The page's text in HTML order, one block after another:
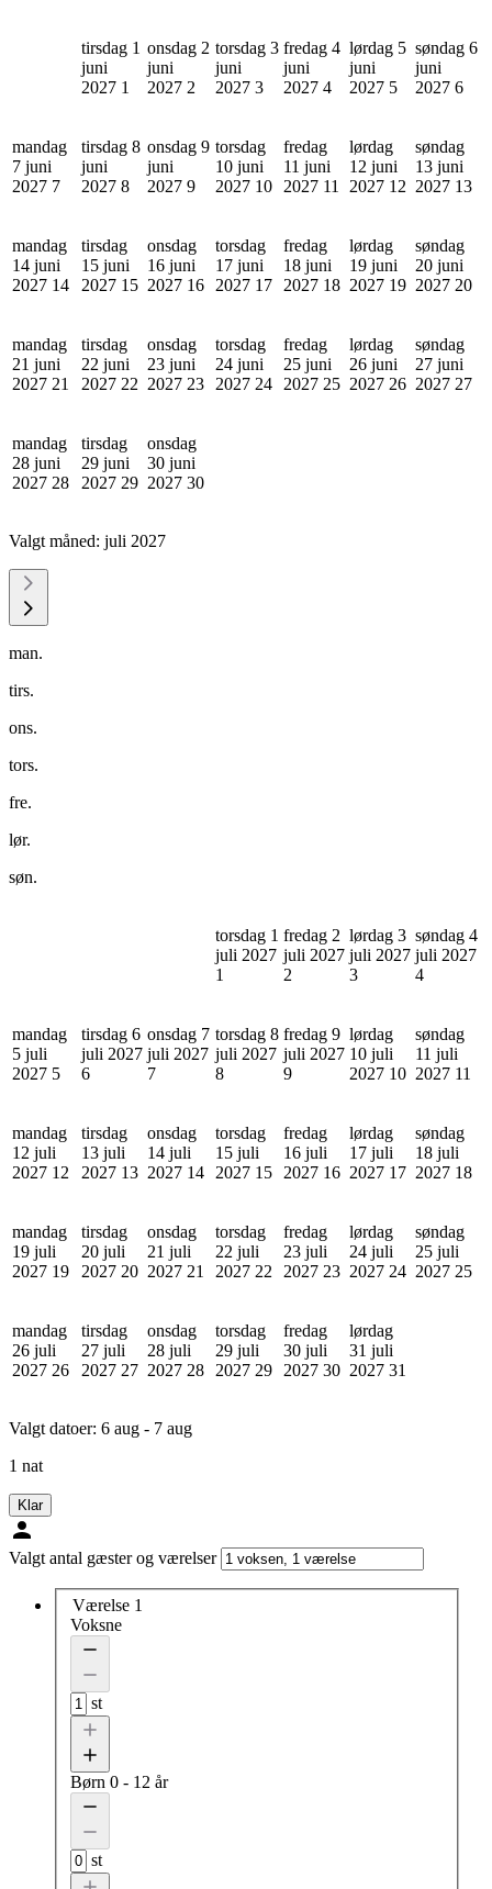
tirsdag 1
juni
2027 1
onsdag 2
juni
2027 2
torsdag 3
juni
2027 3
fredag 4
juni
2027 4
lørdag 5
juni
2027 5
søndag 6
juni
2027 6
mandag
7 juni
2027 7
tirsdag 8
juni
2027 8
onsdag 9
juni
2027 9
torsdag
10 juni
2027 10
fredag
11 juni
2027 11
lørdag
12 juni
2027 12
søndag
13 juni
2027 13
mandag
14 juni
2027 14
tirsdag
15 juni
2027 15
onsdag
16 juni
2027 16
torsdag
17 juni
2027 17
fredag
18 juni
2027 18
lørdag
19 juni
2027 19
søndag
20 juni
2027 20
mandag
21 juni
2027 21
tirsdag
22 juni
2027 22
onsdag
23 juni
2027 23
torsdag
24 juni
2027 24
fredag
25 juni
2027 25
lørdag
26 juni
2027 26
søndag
27 juni
2027 27
mandag
28 juni
2027 28
tirsdag
29 juni
2027 29
onsdag
30 juni
2027 30
Valgt måned: juli 2027
man.
tirs.
ons.
tors.
fre.
lør.
søn.
torsdag 1
juli 2027
1
fredag 2
juli 2027
2
lørdag 3
juli 2027
3
søndag 4
juli 2027
4
mandag
5 juli
2027 5
tirsdag 6
juli 2027
6
onsdag 7
juli 2027
7
torsdag 8
juli 2027
8
fredag 9
juli 2027
9
lørdag
10 juli
2027 10
søndag
11 juli
2027 11
mandag
12 juli
2027 12
tirsdag
13 juli
2027 13
onsdag
14 juli
2027 14
torsdag
15 juli
2027 15
fredag
16 juli
2027 16
lørdag
17 juli
2027 17
søndag
18 juli
2027 18
mandag
19 juli
2027 19
tirsdag
20 juli
2027 20
onsdag
21 juli
2027 21
torsdag
22 juli
2027 22
fredag
23 juli
2027 23
lørdag
24 juli
2027 24
søndag
25 juli
2027 25
mandag
26 juli
2027 26
tirsdag
27 juli
2027 27
onsdag
28 juli
2027 28
torsdag
29 juli
2027 29
fredag
30 juli
2027 30
lørdag
31 juli
2027 31
Valgt datoer: 6 aug - 7 aug
1 nat
Klar
Valgt antal gæster og værelser
Værelse 1
Voksne
st
Børn 0 - 12 år
st